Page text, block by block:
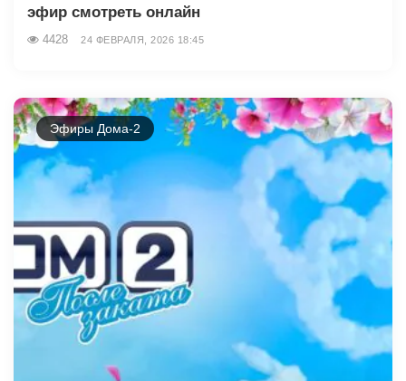
эфир смотреть онлайн
4428 24 ФЕВРАЛЯ, 2026 18:45
Эфиры Дома-2